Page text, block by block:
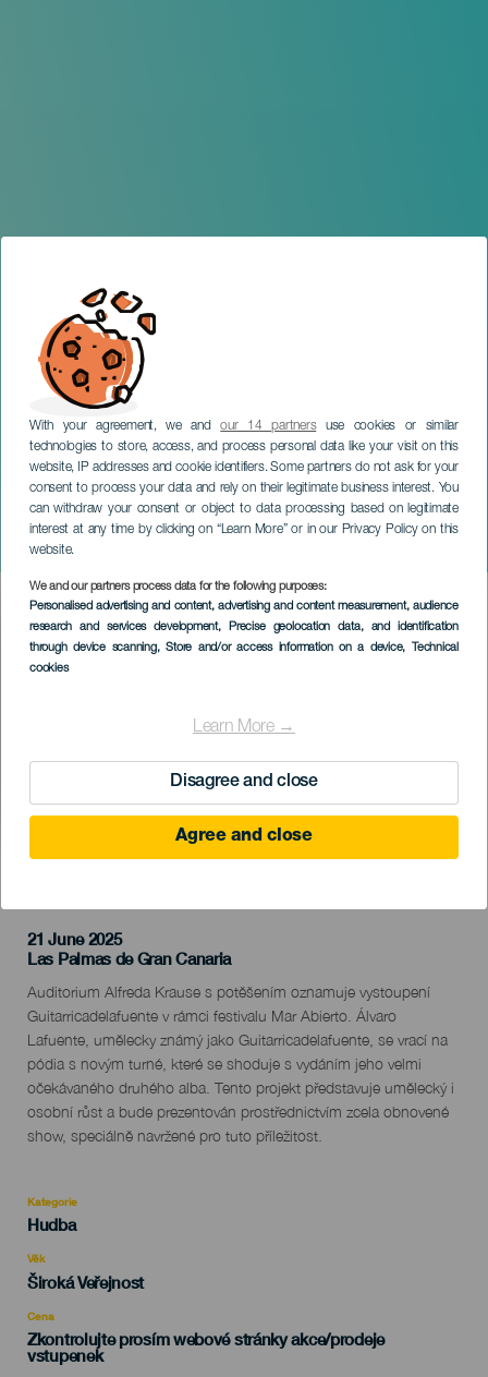
With your agreement, we andour 14 partnersuse cookies or similar
technologies to store, access, and process personal data like your visit on this
website, IP addresses and cookie identifiers. Some partners do not ask for your
consent to process your data and rely on their legitimate business interest. You
can withdraw your consent or object to data processing based on legitimate
interest at any time by clicking on “Learn More” or in our Privacy Policy on this
website.
We and our partners process data for the following purposes:
Personalised advertising and content, advertising and content measurement, audience
research and services development, Precise geolocation data, and identification
through device scanning, Store and/or access information on a device, Technical
cookies
Learn More →
Disagree and close
Agree and close
Koncert Guitarrica de la
Fuente
GRAN CANARIA
Imagen
Listado
21 June 2025
Localidad
Las Palmas de Gran Canaria
Descripción
del
evento
Auditorium Alfreda Krause s potěšením oznamuje vystoupení
Guitarricadelafuente v rámci festivalu Mar Abierto. Álvaro
Lafuente, umělecky známý jako Guitarricadelafuente, se vrací na
pódia s novým turné, které se shoduje s vydáním jeho velmi
očekávaného druhého alba. Tento projekt představuje umělecký i
osobní růst a bude prezentován prostřednictvím zcela obnovené
show, speciálně navržené pro tuto příležitost.
Kategorie
Categoría
evento
Hudba
Věk
Edad
Recomendada
Široká Veřejnost
Cena
Zkontrolujte prosím webové stránky akce/prodeje
vstupenek